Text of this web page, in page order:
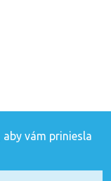
vám priniesla